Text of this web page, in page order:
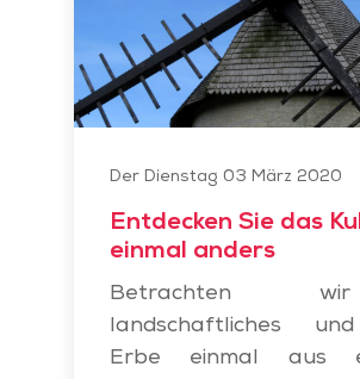
anders
Der Dienstag 03 März 2020
Entdecken Sie das
einmal anders
Betrachten
landschaftliches
Erbe einmal aus